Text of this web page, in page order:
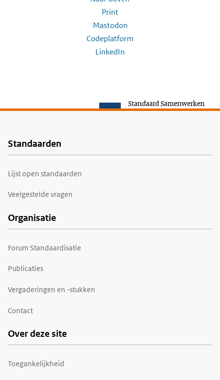
Print
Mastodon
Codeplatform
LinkedIn
Standaard Samenwerken
Voet
Standaarden
Lijst open standaarden
Veelgestelde vragen
Organisatie
Forum Standaardisatie
Publicaties
Vergaderingen en -stukken
Contact
Over deze site
Toegankelijkheid